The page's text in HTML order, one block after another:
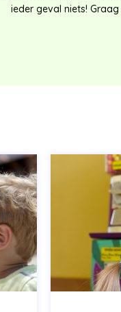
ieder geval niets!